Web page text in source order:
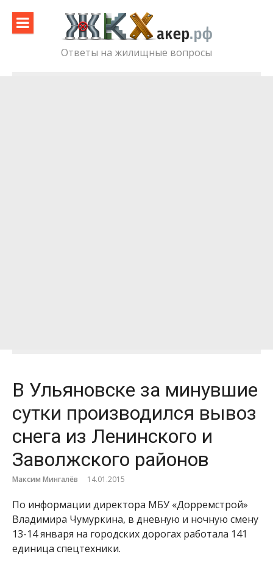
content
Ответы на жилищные вопросы
В Ульяновске за минувшие
сутки производился вывоз
снега из Ленинского и
Заволжского районов
Максим Мингалёв 14.01.2015
По информации директора МБУ «Дорремстрой»
Владимира Чумуркина, в дневную и ночную смену
13-14 января на городских дорогах работала 141
единица спецтехники.